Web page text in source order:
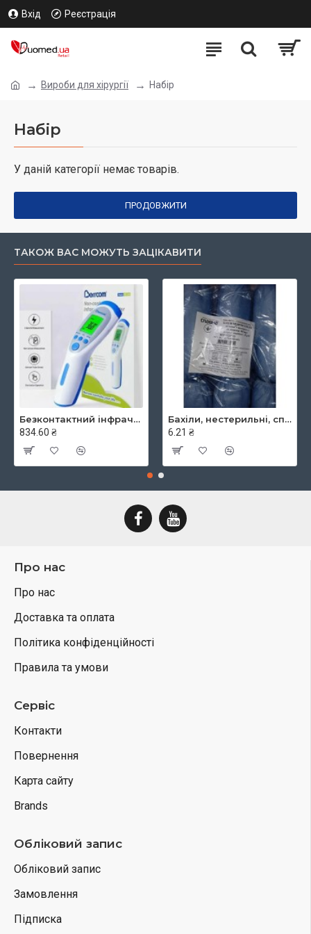
Вхід Реєстрація
Вироби для хірургії Набір
Набір
У даній категорії немає товарів.
ПРОДОВЖИТИ
ТАКОЖ ВАС МОЖУТЬ ЗАЦІКАВИТИ
Безконтактний інфрачервоний термометр JXB-182, ТМ Berrcom
834.60 ₴
Бахіли, нестерильні, спанбонд, щільність - 30г/м2, середні, блакитні, ТМ Славна
6.21 ₴
Про нас
Про нас
Доставка та оплата
Політика конфіденційності
Правила та умови
Сервіс
Контакти
Повернення
Карта сайту
Brands
Обліковий запис
Обліковий запис
Замовлення
Підписка